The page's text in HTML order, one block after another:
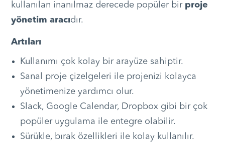
kullanılan inanılmaz derecede popüler bir proje
yönetim aracıdır.
Artıları
Kullanımı çok kolay bir arayüze sahiptir.
Sanal proje çizelgeleri ile projenizi kolayca
yönetimenize yardımcı olur.
Slack, Google Calendar, Dropbox gibi bir çok
popüler uygulama ile entegre olabilir.
Sürükle, bırak özellikleri ile kolay kullanılır.